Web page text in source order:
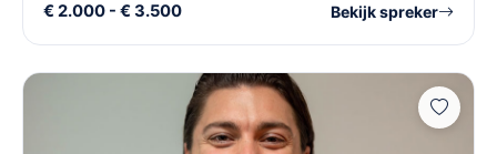
€ 2.000 - € 3.500 Bekijk spreker